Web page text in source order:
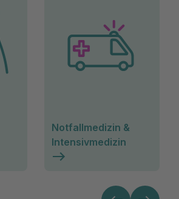
Notfallmedizin &
Intensivmedizin